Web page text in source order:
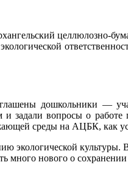
целлюлозно-
дошкольники —
задали вопросы о
среды на АЦБК, как
экологической
много нового о